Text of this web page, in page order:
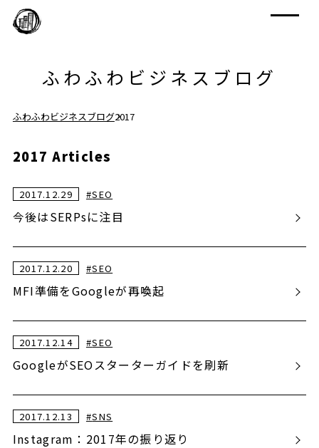
ふわふわビジネスブログ
ふわふわビジネスブログ2017
2017 Articles
2017.12.29 #SEO
今後はSERPsに注目
2017.12.20 #SEO
MFI準備をGoogleが再喚起
2017.12.14 #SEO
GoogleがSEOスターターガイドを刷新
2017.12.13 #SNS
Instagram：2017年の振り返り